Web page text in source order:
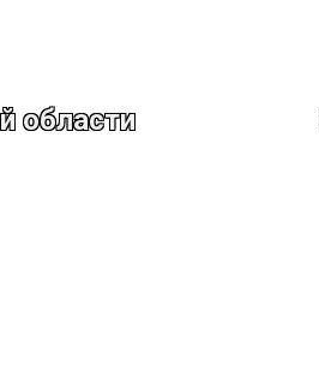
области